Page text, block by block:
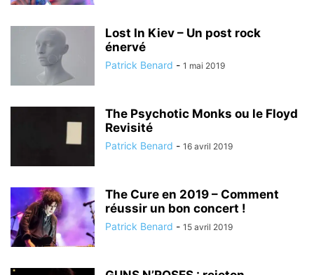
Lost In Kiev – Un post rock
énervé
Patrick Benard - 1 mai 2019
The Psychotic Monks ou le Floyd
Revisité
Patrick Benard - 16 avril 2019
The Cure en 2019 – Comment
réussir un bon concert !
Patrick Benard - 15 avril 2019